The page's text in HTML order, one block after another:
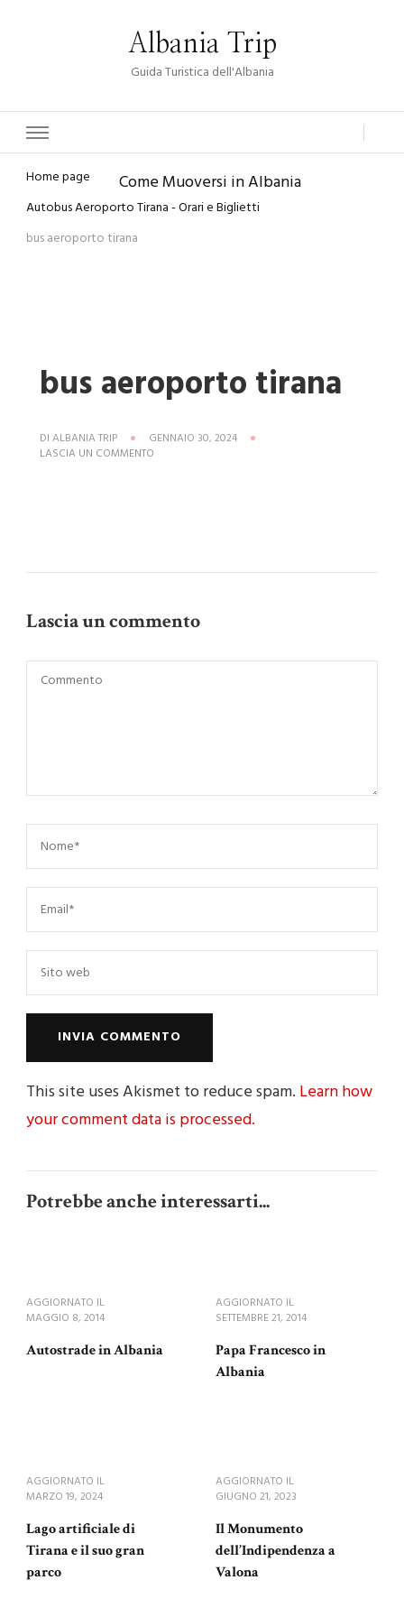
Albania Trip
Guida Turistica dell'Albania
Home page Come Muoversi in Albania
Autobus Aeroporto Tirana - Orari e Biglietti
bus aeroporto tirana
bus aeroporto tirana
DI ALBANIA TRIP
GENNAIO 30, 2024
LASCIA UN COMMENTO
Lascia un commento
This site uses Akismet to reduce spam. Learn how
your comment data is processed.
Potrebbe anche interessarti...
AGGIORNATO IL
MAGGIO 8, 2014
Autostrade in Albania
AGGIORNATO IL
SETTEMBRE 21, 2014
Papa Francesco in
Albania
AGGIORNATO IL
MARZO 19, 2024
Lago artificiale di
Tirana e il suo gran
parco
AGGIORNATO IL
GIUGNO 21, 2023
Il Monumento
dell’Indipendenza a
Valona